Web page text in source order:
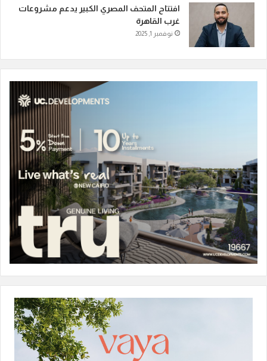
افتتاح المتحف المصري الكبير يدعم مشروعات
غرب القاهرة
نوفمبر 1, 2025